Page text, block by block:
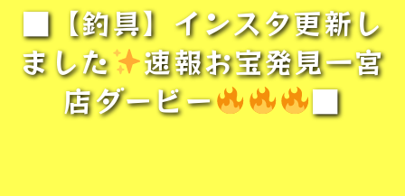
■【釣具】インスタ更新し
ました
速報お宝発見一宮
店ダービー
■